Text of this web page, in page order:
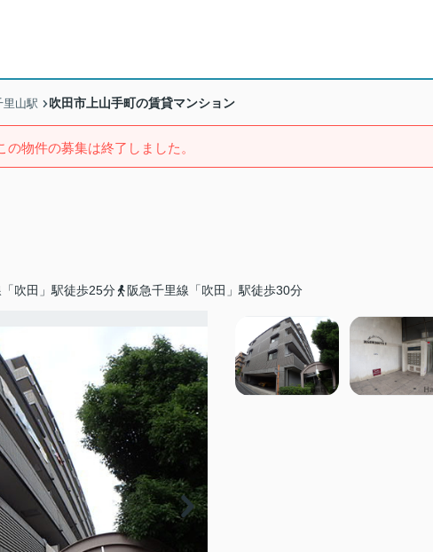
里山駅 吹田市上山手町の賃貸マンション
の物件の募集は終了しました。
吹田」駅徒歩25分 阪急千里線「吹田」駅徒歩30分